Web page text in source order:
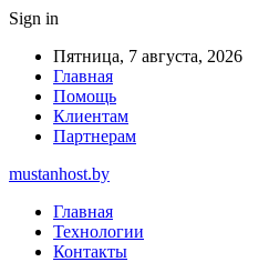
Sign in
Пятница, 7 августа, 2026
Главная
Помощь
Клиентам
Партнерам
mustanhost.by
Главная
Технологии
Контакты